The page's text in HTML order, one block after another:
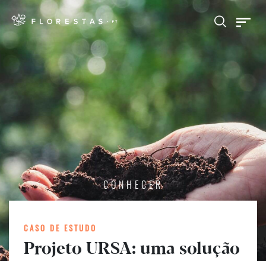
CONHECER
CASO DE ESTUDO
Projeto URSA: uma solução